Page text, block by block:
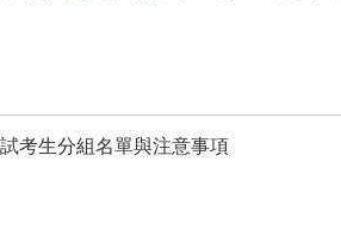
考生分組名單與注意事項